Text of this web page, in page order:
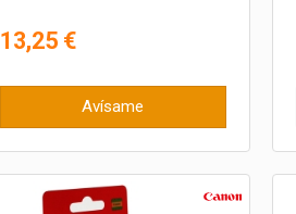
13,25 €
Avísame